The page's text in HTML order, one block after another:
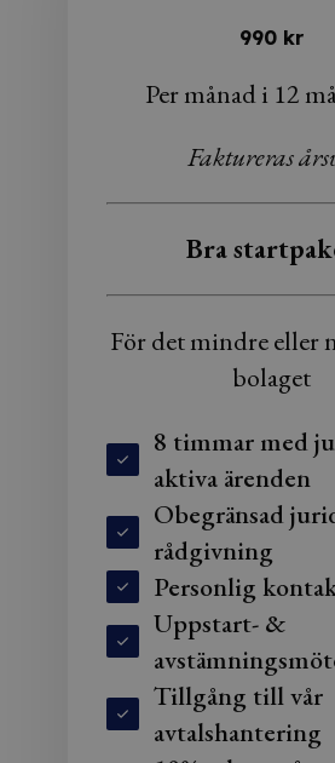
990 kr
Per månad i 12
Faktureras
Bra
För det mindre eller
bolaget
8 timmar med
aktiva ärenden
Obegränsad
rådgivning
Personlig
Uppstart- &
Tillgång till vår
avtalshantering